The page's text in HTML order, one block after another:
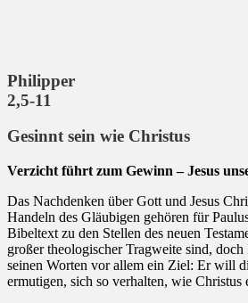
Philipper
2,5-11
Gesinnt sein wie Christus
Verzicht führt zum Gewinn – Jesus
Das Nachdenken über Gott und Jesus
Handeln des Gläubigen gehören für
Bibeltext zu den Stellen des neuen
großer theologischer Tragweite sind,
seinen Worten vor allem ein Ziel: Er will
ermutigen, sich so verhalten, wie Christus